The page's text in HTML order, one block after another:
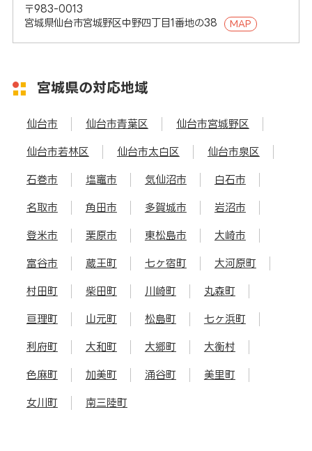
〒983-0013
宮城県仙台市宮城野区中野四丁目1番地の38
MAP
宮城県の対応地域
仙台市 仙台市青葉区 仙台市宮城野区
仙台市若林区 仙台市太白区 仙台市泉区
石巻市 塩竈市 気仙沼市 白石市
名取市 角田市 多賀城市 岩沼市
登米市 栗原市 東松島市 大崎市
富谷市 蔵王町 七ヶ宿町 大河原町
村田町 柴田町 川崎町 丸森町
亘理町 山元町 松島町 七ヶ浜町
利府町 大和町 大郷町 大衡村
色麻町 加美町 涌谷町 美里町
女川町 南三陸町